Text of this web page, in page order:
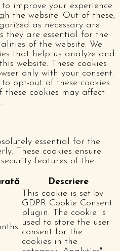
improve your experience
the website. Out of these,
as necessary are
they are essential for the
of the website. We
that help us analyze and
website. These cookies
only with your consent.
opt-out of these cookies.
cookies may affect
essential for the
These cookies ensure
features of the
Descriere
This cookie is set by
GDPR Cookie Consent
plugin. The cookie is
used to store the user
consent for the
cookies in the